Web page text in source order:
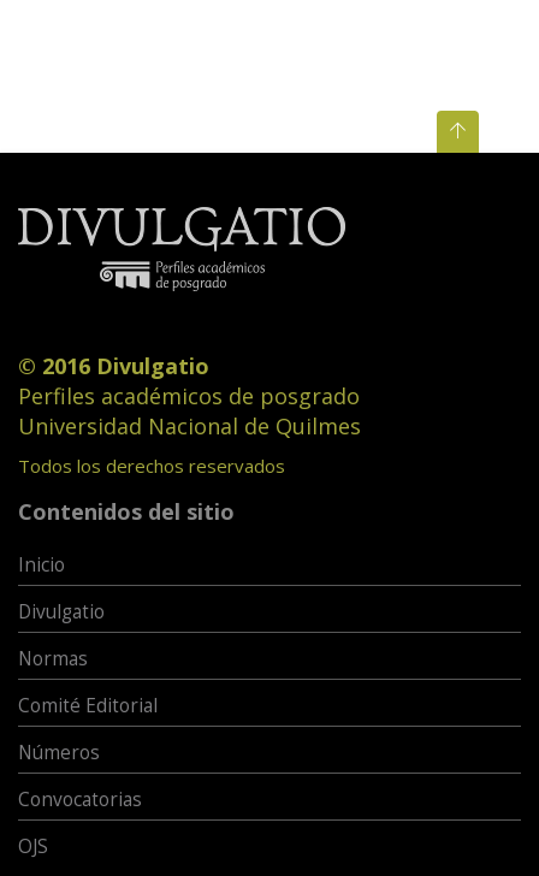
© 2016 Divulgatio
Perfiles académicos de posgrado
Universidad Nacional de Quilmes
Todos los derechos reservados
Contenidos del sitio
Inicio
Divulgatio
Normas
Comité Editorial
Números
Convocatorias
OJS